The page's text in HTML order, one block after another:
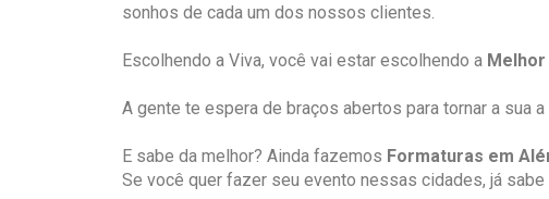
sonhos de cada um dos nossos clientes.
Escolhendo a Viva, você vai estar escolhendo a
A gente te espera de braços abertos para tornar a sua a
E sabe da melhor? Ainda fazemos Formaturas em
Se você quer fazer seu evento nessas cidades, já sabe